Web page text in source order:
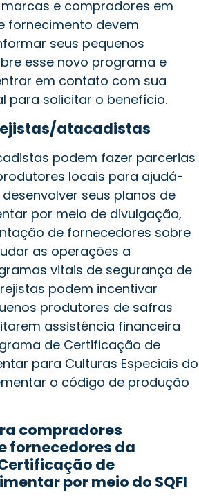
e compradores em
fornecimento devem
seus pequenos
esse novo programa e
em contato com sua
para solicitar o benefício.
atacadistas
podem fazer parcerias
locais para ajudá-
seus planos de
por meio de divulgação,
de fornecedores sobre
as operações a
vitais de segurança de
podem incentivar
produtores de safras
assistência financeira
de Certificação de
para Culturas Especiais do
o código de produção
compradores
fornecedores da
de
por meio do SQFI